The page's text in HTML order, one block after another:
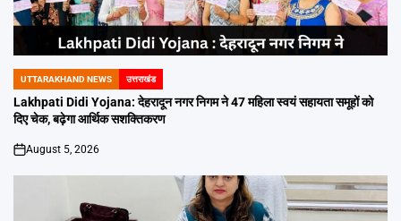
POSTED
IN
UTTARAKHAND NEWS उत्तराखंड
Lakhpati Didi Yojana: देहरादून नगर निगम ने 47 महिला स्वयं सहायता समूहों को
दिए चेक, बढ़ेगा आर्थिक सशक्तिकरण
on
August 5, 2026